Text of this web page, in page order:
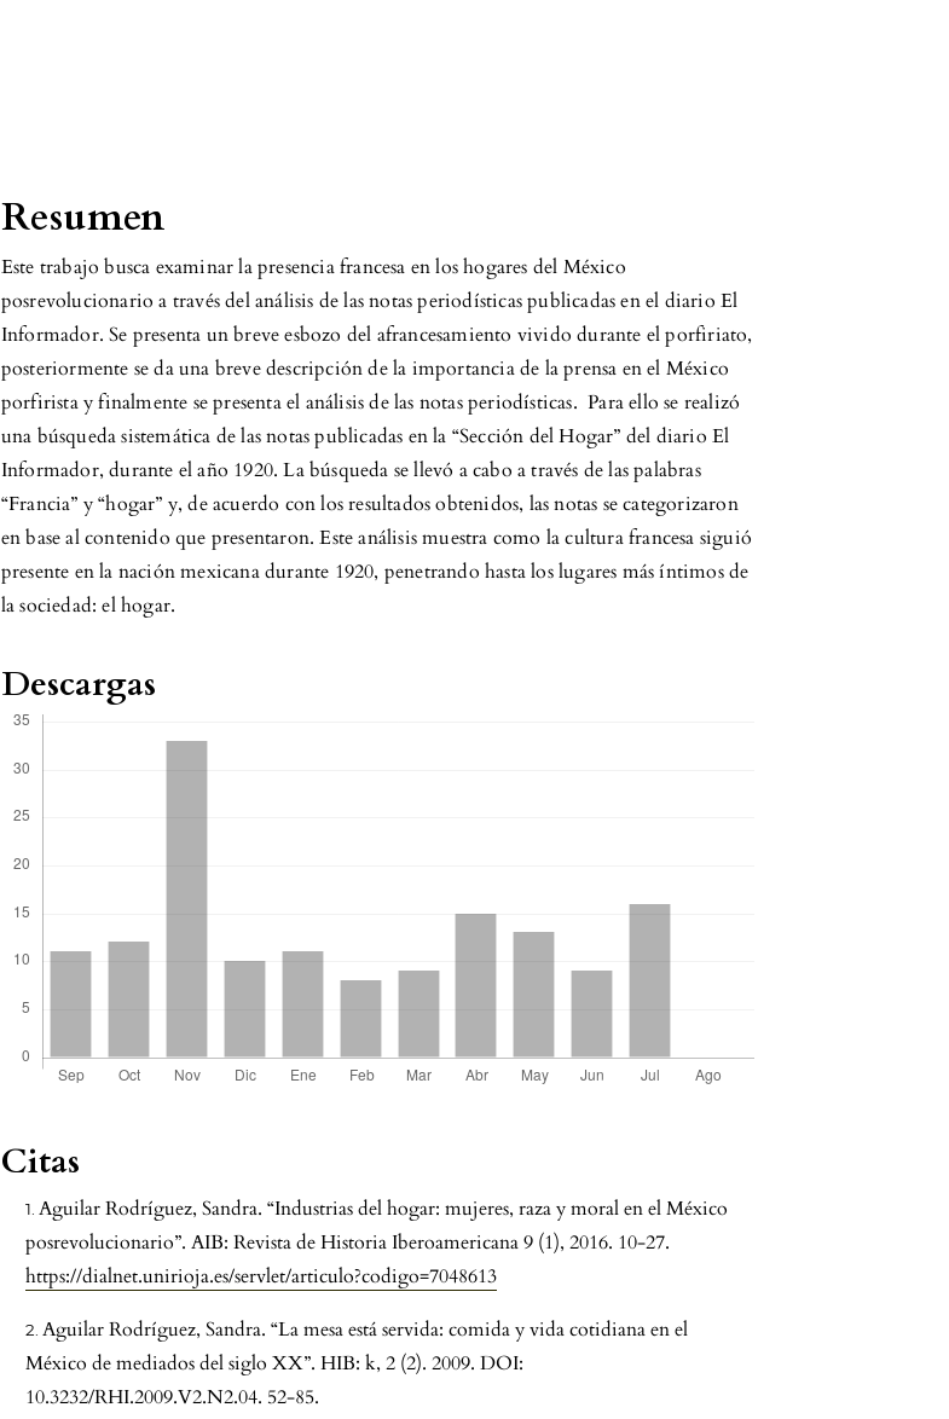
Resumen
Este trabajo busca examinar la presencia francesa en los hogares del México
posrevolucionario a través del análisis de las notas periodísticas publicadas en el diario El
Informador. Se presenta un breve esbozo del afrancesamiento vivido durante el porfiriato,
posteriormente se da una breve descripción de la importancia de la prensa en el México
porfirista y finalmente se presenta el análisis de las notas periodísticas. Para ello se realizó
una búsqueda sistemática de las notas publicadas en la “Sección del Hogar” del diario El
Informador, durante el año 1920. La búsqueda se llevó a cabo a través de las palabras
“Francia” y “hogar” y, de acuerdo con los resultados obtenidos, las notas se categorizaron
en base al contenido que presentaron. Este análisis muestra como la cultura francesa siguió
presente en la nación mexicana durante 1920, penetrando hasta los lugares más íntimos de
la sociedad: el hogar.
Descargas
Citas
Aguilar Rodríguez, Sandra. “Industrias del hogar: mujeres, raza y moral en el México
posrevolucionario”. AIB: Revista de Historia Iberoamericana 9 (1), 2016. 10-27.
https://dialnet.unirioja.es/servlet/articulo?codigo=7048613
Aguilar Rodríguez, Sandra. “La mesa está servida: comida y vida cotidiana en el
México de mediados del siglo XX”. HIB: k, 2 (2). 2009. DOI:
10.3232/RHI.2009.V2.N2.04. 52-85.